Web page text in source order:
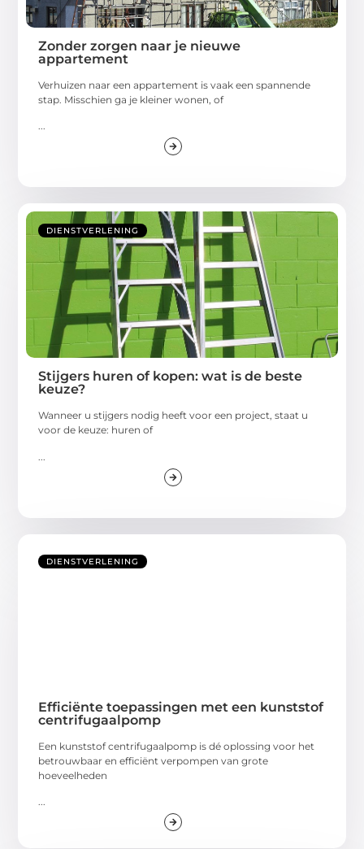
Zonder zorgen naar je nieuwe
appartement
Verhuizen naar een appartement is vaak een spannende
stap. Misschien ga je kleiner wonen, of
...
DIENSTVERLENING
Stijgers huren of kopen: wat is de beste
keuze?
Wanneer u stijgers nodig heeft voor een project, staat u
voor de keuze: huren of
DIENSTVERLENING
Efficiënte toepassingen met een kunststof
centrifugaalpomp
Een kunststof centrifugaalpomp is dé oplossing voor het
betrouwbaar en efficiënt verpompen van grote
hoeveelheden